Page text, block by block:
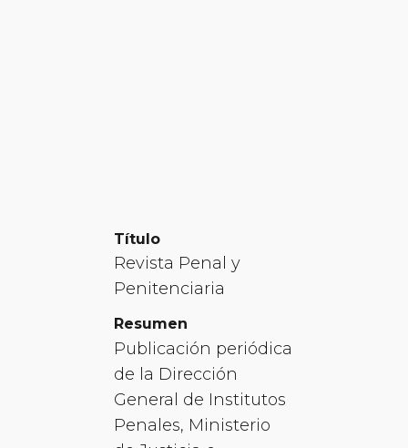
Título
Revista Penal y
Penitenciaria
Resumen
Publicación periódica
de la Dirección
General de Institutos
Penales, Ministerio